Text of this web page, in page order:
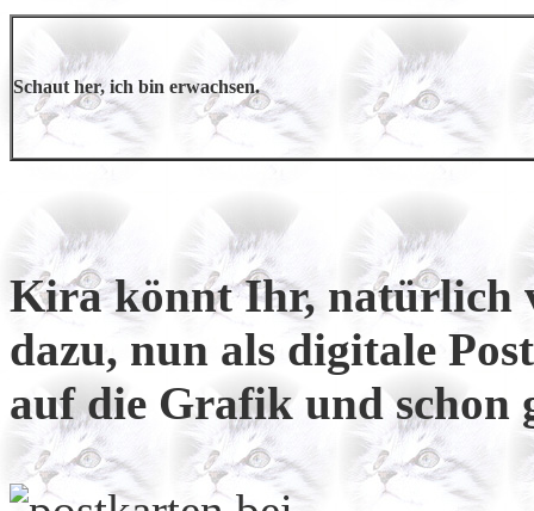
Schaut her, ich bin erwachsen.
Kira könnt Ihr, natürlich
dazu, nun als digitale
auf die Grafik und schon